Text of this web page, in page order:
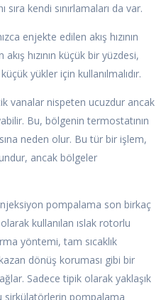
kendi sınırlamaları da var.
enjekte edilen akış hızının
hızının küçük bir yüzdesi,
yükler için kullanılmalıdır.
vanalar nispeten ucuzdur ancak
Bu, bölgenin termostatının
neden olur. Bu tür bir işlem,
ancak bölgeler
pompalama son birkaç
kullanılan ıslak rotorlu
yöntemi, tam sıcaklık
dönüş koruması gibi bir
Sadece tipik olarak yaklaşık
sirkülatörlerin pompalama